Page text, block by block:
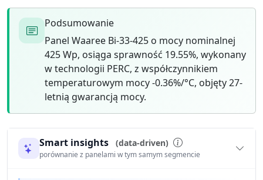
Podsumowanie
Panel Waaree Bi-33-425 o mocy nominalnej
425 Wp, osiąga sprawność 19.55%, wykonany
w technologii PERC, z współczynnikiem
temperaturowym mocy -0.36%/°C, objęty 27-
letnią gwarancją mocy.
Smart insights (data-driven)
porównanie z panelami w tym samym segmencie